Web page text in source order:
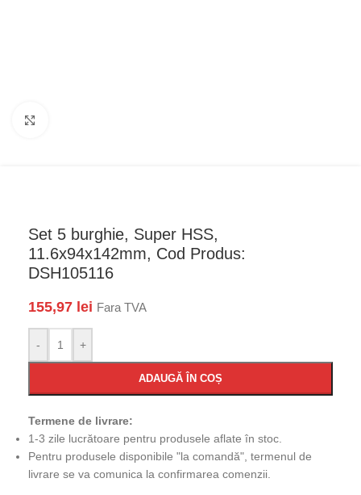
Set 5 burghie, Super HSS,
11.6x94x142mm, Cod Produs:
DSH105116
155,97 lei Fara TVA
- +
ADAUGĂ ÎN COȘ
Termene de livrare:
1-3 zile lucrătoare pentru produsele aflate în stoc.
Pentru produsele disponibile "la comandă", termenul de
livrare se va comunica la confirmarea comenzii.